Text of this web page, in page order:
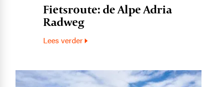
Fietsroute: de Alpe Adria
Radweg
Lees verder
Image